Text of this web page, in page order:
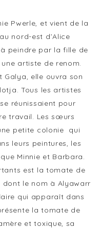
Pwerle, et vient de la
nord-est d’Alice
peindre par la fille de
artiste de renom.
Galya, elle ouvra son
Tous les artistes
réunissaient pour
travail. Les sœurs
petite colonie qui
leurs peintures, les
Minnie et Barbara.
est la tomate de
dont le nom à Alyawarr
qui apparaît dans
la tomate de
et toxique, sa